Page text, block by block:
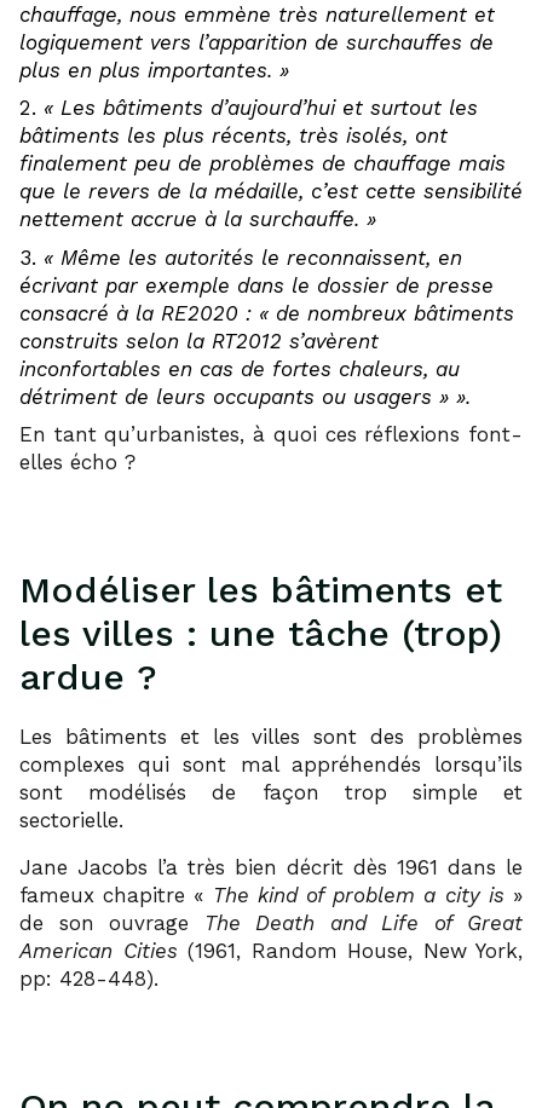
chauffage, nous emmène très naturellement et
logiquement vers l’apparition de surchauffes de
plus en plus importantes. »
« Les bâtiments d’aujourd’hui et surtout les
bâtiments les plus récents, très isolés, ont
finalement peu de problèmes de chauffage mais
que le revers de la médaille, c’est cette sensibilité
nettement accrue à la surchauffe. »
« Même les autorités le reconnaissent, en
écrivant par exemple dans le dossier de presse
consacré à la RE2020 : « de nombreux bâtiments
construits selon la RT2012 s’avèrent
inconfortables en cas de fortes chaleurs, au
détriment de leurs occupants ou usagers » ».
En tant qu’urbanistes, à quoi ces réflexions font-
elles écho ?
Modéliser les bâtiments et
les villes : une tâche (trop)
ardue ?
Les bâtiments et les villes sont des problèmes
complexes qui sont mal appréhendés lorsqu’ils
sont modélisés de façon trop simple et
sectorielle.
Jane Jacobs l’a très bien décrit dès 1961 dans le
fameux chapitre « The kind of problem a city is »
de son ouvrage
The
Death and Life of Great
American Cities (1961, Random House, New York,
pp: 428-448).